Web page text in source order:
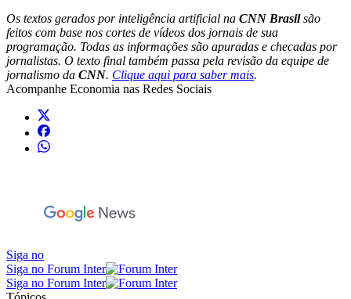
Os textos gerados por inteligência artificial na CNN Brasilsão
feitos com base nos cortes de vídeos dos jornais de sua
programação. Todas as informações são apuradas e checadas por
jornalistas. O texto final também passa pela revisão da equipe de
jornalismo da CNN. Clique aqui para saber mais.
Acompanhe Economia nas Redes Sociais
Siga no
Siga no Forum Inter
Siga no Forum Inter